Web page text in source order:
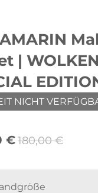
|
NICHT
€180,00 €